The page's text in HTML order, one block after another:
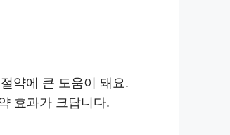
약에 큰 도움이 돼요.
효과가 크답니다.